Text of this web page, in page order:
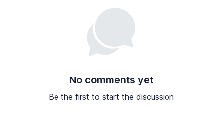
No comments yet
Be the first to start the discussion